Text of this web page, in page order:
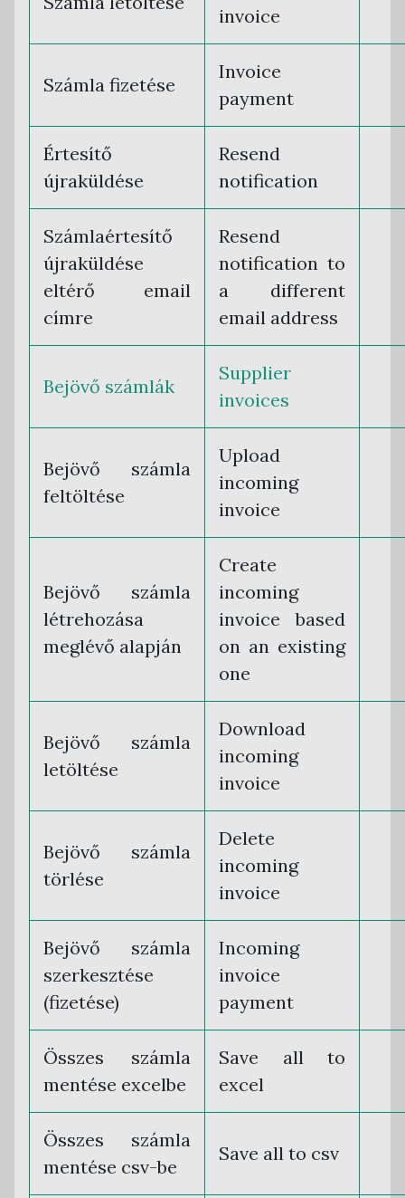
invoice
Számla fizetése
Invoice
payment
Értesítő
újraküldése
Resend
notification
Számlaértesítő
újraküldése
eltérő email
címre
Resend
notification to
a different
email address
Bejövő számlák
Supplier
invoices
Bejövő számla
feltöltése
Upload
incoming
invoice
Bejövő számla
létrehozása
meglévő alapján
Create
incoming
invoice based
on an existing
one
Bejövő számla
letöltése
Download
incoming
invoice
Bejövő számla
törlése
Delete
incoming
invoice
Bejövő számla
szerkesztése
(fizetése)
Incoming
invoice
payment
Összes számla
mentése excelbe
Save all to
excel
Összes számla
mentése csv-be
Save all to csv